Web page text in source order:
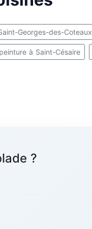
Georges-des-Coteaux
à Saint-Césaire
?